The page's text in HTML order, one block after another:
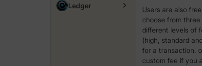
Ledger
Users are also
choose from three
different levels of
(high, standard
for a transaction,
custom fee if you